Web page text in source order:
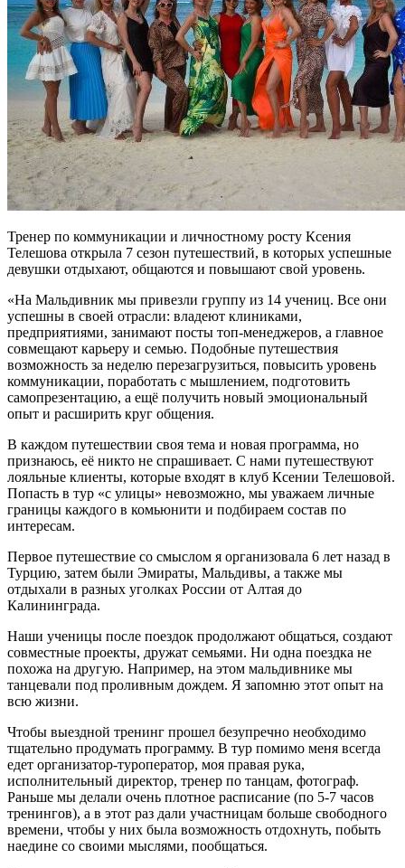
Тренер по коммуникации и личностному росту Ксения
Телешова открыла 7 сезон путешествий, в которых успешные
девушки отдыхают, общаются и повышают свой уровень.
«На Мальдивник мы привезли группу из 14 учениц. Все они
успешны в своей отрасли: владеют клиниками,
предприятиями, занимают посты топ-менеджеров, а главное
совмещают карьеру и семью. Подобные путешествия
возможность за неделю перезагрузиться, повысить уровень
коммуникации, поработать с мышлением, подготовить
самопрезентацию, а ещё получить новый эмоциональный
опыт и расширить круг общения.
В каждом путешествии своя тема и новая программа, но
признаюсь, её никто не спрашивает. С нами путешествуют
лояльные клиенты, которые входят в клуб Ксении Телешовой.
Попасть в тур «с улицы» невозможно, мы уважаем личные
границы каждого в комьюнити и подбираем состав по
интересам.
Первое путешествие со смыслом я организовала 6 лет назад в
Турцию, затем были Эмираты, Мальдивы, а также мы
отдыхали в разных уголках России от Алтая до
Калининграда.
Наши ученицы после поездок продолжают общаться, создают
совместные проекты, дружат семьями. Ни одна поездка не
похожа на другую. Например, на этом мальдивнике мы
танцевали под проливным дождем. Я запомню этот опыт на
всю жизни.
Чтобы выездной тренинг прошел безупречно необходимо
тщательно продумать программу. В тур помимо меня всегда
едет организатор-туроператор, моя правая рука,
исполнительный директор, тренер по танцам, фотограф.
Раньше мы делали очень плотное расписание (по 5-7 часов
тренингов), а в этот раз дали участницам больше свободного
времени, чтобы у них была возможность отдохнуть, побыть
наедине со своими мыслями, пообщаться.